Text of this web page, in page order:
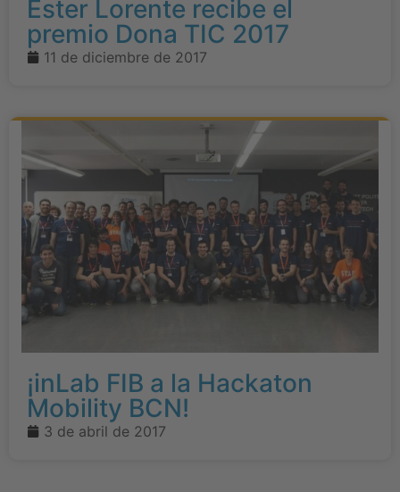
Ester Lorente recibe el
premio Dona TIC 2017
11 de diciembre de 2017
¡inLab FIB a la Hackaton
Mobility BCN!
3 de abril de 2017